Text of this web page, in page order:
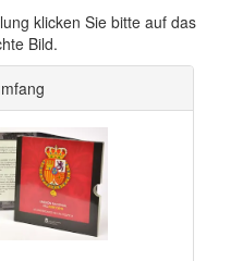
klicken Sie bitte auf das
Bild.